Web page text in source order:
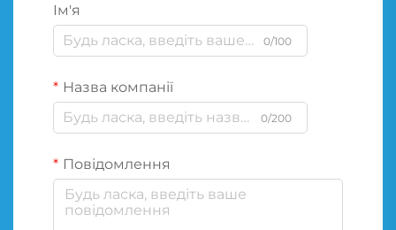
Ім'я
0/100
Назва компанії
0/200
Повідомлення